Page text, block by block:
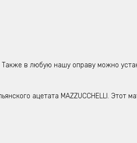
в любую нашу оправу можно
ацетата MAZZUCCHELLI. Этот